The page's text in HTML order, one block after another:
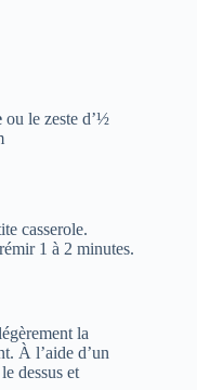
ou le zeste d’½
casserole.
1 à 2 minutes.
la
À l’aide d’un
dessus et